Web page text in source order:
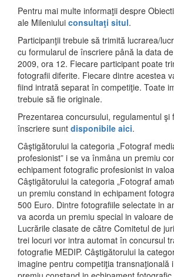
Pentru mai multe informaţii despre
ale Mileniului consultaţi situl.
Participanţii trebuie să trimită lucrarea/
cu formularul de înscriere până la data
2009, ora 12. Fiecare participant poate
fotografii diferite. Fiecare dintre acestea
fiind intrată separat în competiţie. Toate
trebuie să fie originale.
Prezentarea concursului, regulamentul şi
înscriere sunt disponibile aici.
Câştigătorului la categoria „Fotograf
profesionist” i se va înmâna un premiu
echipament fotografic profesionist in
Câştigătorului la categoria „Fotograf
un premiu constand in echipament
500 Euro. Dintre fotografiile selectate in
va acorda un premiu special in valoare
Lucrările clasate de către Comitetul de
trei locuri vor intra automat în concursul
fotografie MEDIP. Câştigătorului la
imagine pentru competiţia transnaţională